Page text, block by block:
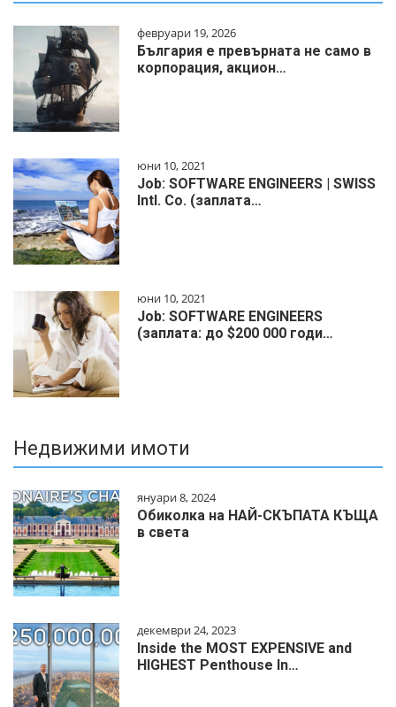
февруари 19, 2026
България е превърната не само в
корпорация, акцион…
юни 10, 2021
Job: SOFTWARE ENGINEERS | SWISS
Intl. Co. (заплата…
юни 10, 2021
Job: SOFTWARE ENGINEERS
(заплата: до $200 000 годи…
Недвижими имоти
януари 8, 2024
Обиколка на НАЙ-СКЪПАТА КЪЩА
в света
декември 24, 2023
Inside the MOST EXPENSIVE and
HIGHEST Penthouse In…